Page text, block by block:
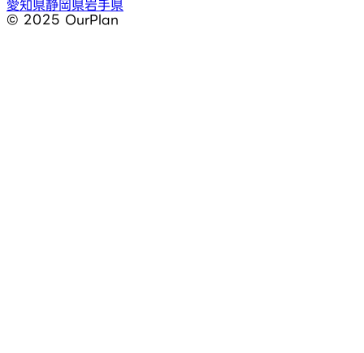
愛知県静岡県岩手県
©︎ 2025 OurPlan